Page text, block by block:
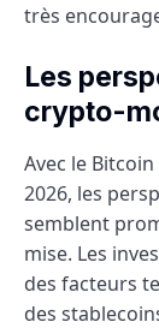
très
Les
crypto-
Avec le
2026, les
semblent
mise. Les
des facteurs
des